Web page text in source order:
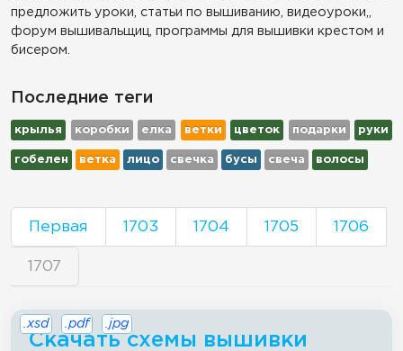
предложить уроки, статьи по вышиванию, видеоуроки,,
форум вышивальщиц, программы для вышивки крестом и
бисером.
Последние теги
крылья коробки елка ветки цветок подарки руки
гобелен ветка лицо свечка бусы свеча волосы
Первая 1703 1704 1705 1706
1707
Скачать схемы вышивки
.xsd .pdf .jpg